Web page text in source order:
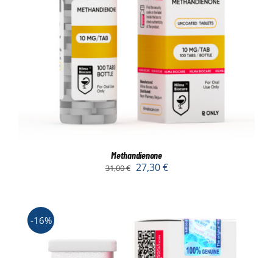
Methandienone
31,00€ 27,30€
-16%